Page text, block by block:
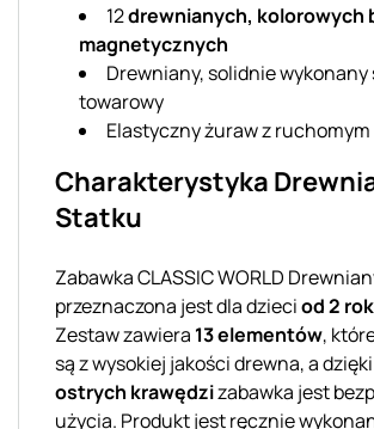
12drewnianych, kolorowych
magnetycznych
Drewniany, solidnie
towarowy
Elastyczny żuraw z
Charakterystyka
Statku
Zabawka CLASSIC WORLD
przeznaczona jest dla dzieciod 2
Zestaw zawiera 13 elementów,
są z wysokiej jakości drewna, a dzięki
ostrych krawędzizabawka jest
użycia. Produkt jest ręcznie